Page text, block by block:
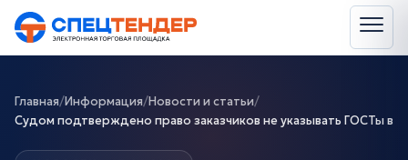
Главная/Информация/Новости и статьи/
Судом подтверждено право заказчиков не указывать ГОСТы в